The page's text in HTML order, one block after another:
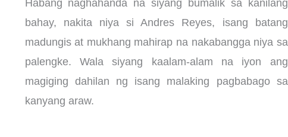
Habang naghahanda na siyang bumalik sa kanilang
bahay, nakita niya si Andres Reyes, isang batang
madungis at mukhang mahirap na nakabangga niya sa
palengke. Wala siyang kaalam-alam na iyon ang
magiging dahilan ng isang malaking pagbabago sa
kanyang araw.